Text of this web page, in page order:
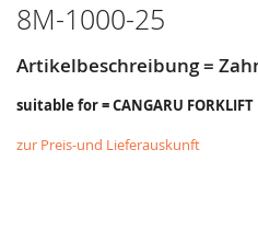
8M-1000-25
Artikelbeschreibung =
suitable for = CANGARU FORKLIFT
zur Preis-und Lieferauskunft